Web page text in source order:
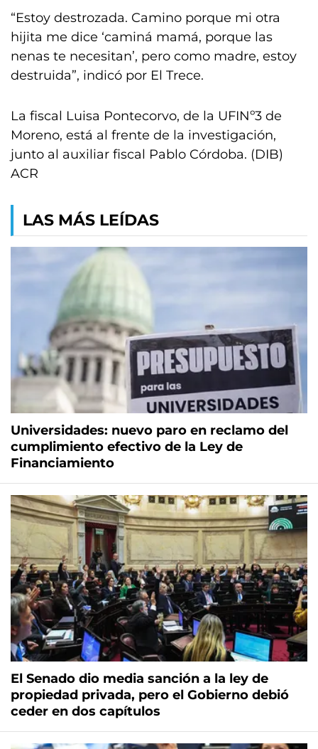
“Estoy destrozada. Camino porque mi otra
hijita me dice ‘caminá mamá, porque las
nenas te necesitan’, pero como madre, estoy
destruida”, indicó por El Trece.
La fiscal Luisa Pontecorvo, de la UFINº3 de
Moreno, está al frente de la investigación,
junto al auxiliar fiscal Pablo Córdoba. (DIB)
ACR
LAS MÁS LEÍDAS
Universidades: nuevo paro en reclamo del
cumplimiento efectivo de la Ley de
Financiamiento
El Senado dio media sanción a la ley de
propiedad privada, pero el Gobierno debió
ceder en dos capítulos